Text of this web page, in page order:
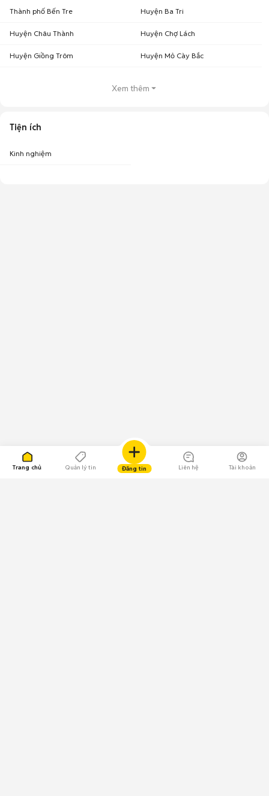
Trang chủ Quản lý tin Đăng tin Liên hệ Tài khoản
Thành phố Bến Tre Huyện Ba Tri
Huyện Châu Thành Huyện Chợ Lách
Huyện Giồng Trôm Huyện Mỏ Cày Bắc
Xem thêm
Tiện ích
Kinh nghiệm